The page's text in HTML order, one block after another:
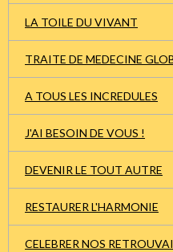
LA TOILE DU VIVANT
TRAITE DE MEDECINE
A TOUS LES INCREDULES
J'AI BESOIN DE VOUS !
DEVENIR LE TOUT AUTRE
RESTAURER L'HARMONIE
CELEBRER NOS